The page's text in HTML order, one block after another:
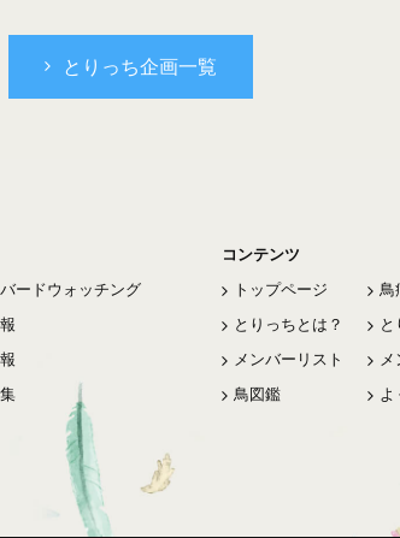
とりっち企画一覧
ードウォッチング
コンテンツ
トップページ
とりっちとは？
メンバーリスト
鳥図鑑
鳥
よ